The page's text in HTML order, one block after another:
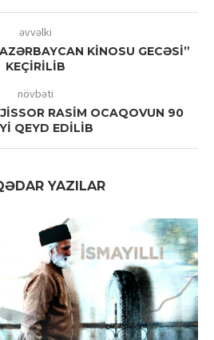
əvvəlki
KİNOSU GECƏSİ”
KEÇİRİLİB
növbəti
RASİM OCAQOVUN 90
QEYD EDİLİB
YAZILAR